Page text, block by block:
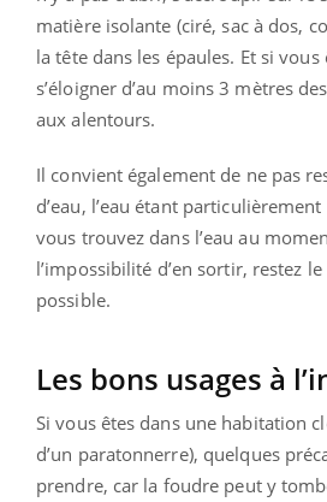
matière isolante (ciré, sac à dos,
la tête dans les épaules. Et si vous
s’éloigner d’au moins 3 mètres
aux alentours.
Il convient également de ne pas
d’eau, l’eau étant
vous trouvez dans l’eau au
l’impossibilité d’en sortir, restez
possible.
Les bons usages à
Si vous êtes dans une habitation
d’un paratonnerre), quelques
prendre, car la foudre peut y